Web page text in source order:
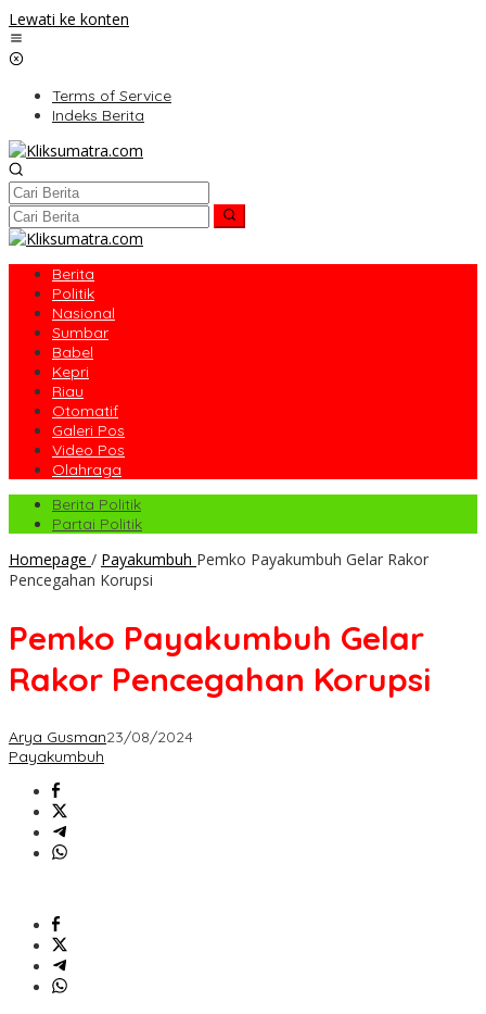
Lewati ke konten
Terms of Service
Indeks Berita
Berita
Politik
Nasional
Sumbar
Babel
Kepri
Riau
Otomatif
Galeri Pos
Video Pos
Olahraga
Berita Politik
Partai Politik
Homepage / Payakumbuh Pemko Payakumbuh Gelar Rakor
Pencegahan Korupsi
Pemko Payakumbuh Gelar
Rakor Pencegahan Korupsi
Arya Gusman23/08/2024
Payakumbuh